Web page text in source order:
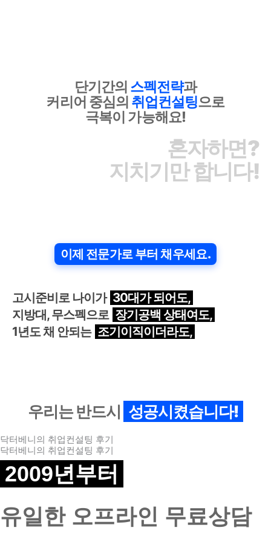
단기간의 스펙전략과
커리어 중심의 취업컨설팅으로
극복이 가능해요!
혼자하면?
지치기만 합니다!
이제 전문가로 부터 채우세요.
고시준비로 나이가 30대가 되어도,
지방대, 무스펙으로 장기공백 상태여도,
1년도 채 안되는 조기이직이더라도,
우리는 반드시 성공시켰습니다!
닥터베니의 취업컨설팅 후기
닥터베니의 취업컨설팅 후기
2009년부터
유일한 오프라인 무료상담